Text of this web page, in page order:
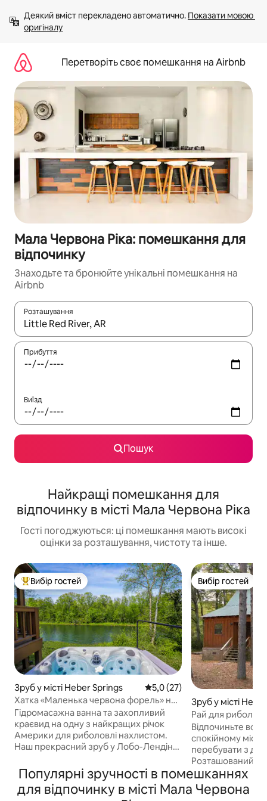
вмісту
Деякий вміст перекладено автоматично. Показати мовою
оригіналу
Перетворіть своє помешкання на Airbnb
Мала Червона Ріка: помешкання для
відпочинку
Знаходьте та бронюйте унікальні помешкання на
Airbnb
Розташування
Отримавши результати пошуку, використовуйте для
Прибуття
Виїзд
Пошук
Найкращі помешкання для
відпочинку в місті Мала Червона Ріка
Гості погоджуються: ці помешкання мають високі
оцінки за розташування, чистоту та інше.
Топ вибір гостей
Вибір гостей
Зруб у місті Heber Springs Середня оцінка: 5,0 з 5,
5,0 (27)
Хатка «Маленька червона форель» на
березі річки, гідромасажна ванна та
краєвиди
Гідромасажна ванна та захопливий
краєвид на одну з найкращих річок
Америки для риболовлі нахлистом.
Наш прекрасний зруб у Лобо-Лендінгу
човні до річки Літл-Ред, ліжка преміум-
класу (ліжко King Size + 2 односпальні
ліжка XL, які підходять для дорослих),
Вибір гостей
Вибір гостей
Зруб у місті
Рай для
Відпочиньте
спокійному
перебувати з
Розташований на
забезпечує
форель цілий
розташований у
Популярні зручності в помешканнях
для відпочинку в місті Мала Червона